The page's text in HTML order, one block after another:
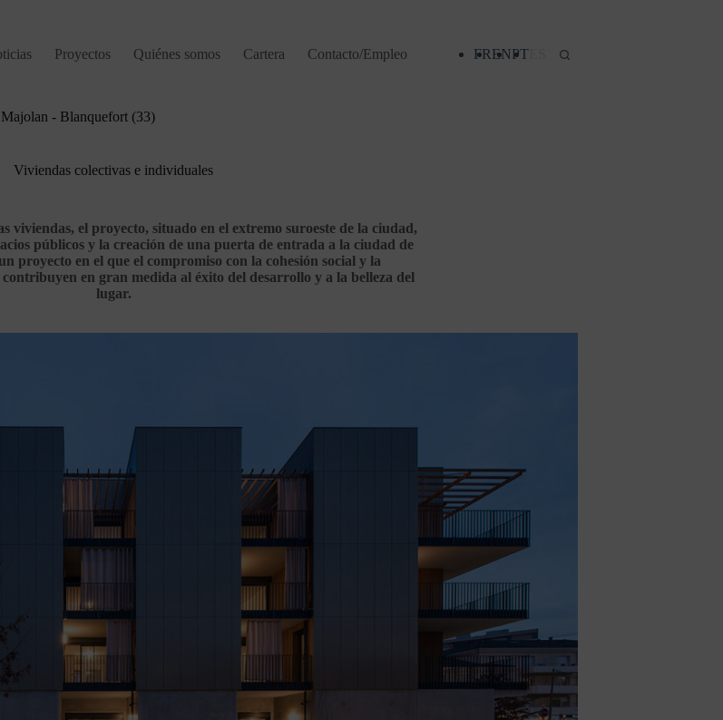
Proyectos Quiénes somos Cartera Contacto/Empleo FRENPTES
Majolan - Blanquefort (33)
Viviendas colectivas e individuales
viviendas, el proyecto, situado en el extremo suroeste de la ciudad,
públicos y la creación de una puerta de entrada a la ciudad de
proyecto en el que el compromiso con la cohesión social y la
en gran medida al éxito del desarrollo y a la belleza del
lugar.